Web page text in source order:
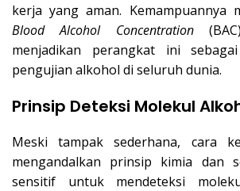
kerja yang aman. Kemampuannya
Blood Alcohol Concentration
menjadikan perangkat ini
pengujian alkohol di seluruh dunia.
Prinsip Deteksi Molekul
Meski tampak sederhana, cara
mengandalkan prinsip kimia dan
sensitif untuk mendeteksi